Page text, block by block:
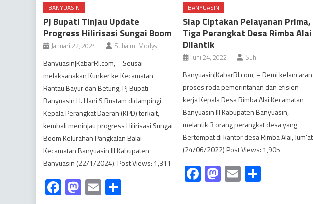
BANYUASIN
Pj Bupati Tinjau Update
Progress Hilirisasi Sungai Boom
Januari 22, 2024 Suhaimi Modys
Banyuasin|KabarRI.com, – Seusai
melaksanakan Kunker ke Kecamatan
Rantau Bayur dan Betung, Pj Bupati
Banyuasin H. Hani S Rustam didampingi
Kepala Perangkat Daerah (KPD) terkait,
kembali meninjau progress Hilirisasi Sungai
Boom Kelurahan Pangkalan Balai
Kecamatan Banyuasin III Kabupaten
Banyuasin (22/1/2024). Post Views: 1,311
Facebook
Mastodon
Email
BANYUASIN
Siap Ciptakan Pelayanan Prima,
Tiga Perangkat Desa Rimba Alai
Dilantik
Juni 24, 2022 Suh
Banyuasin|KabarRI.com, – Demi kelancaran
proses roda pemerintahan dan efisien
kerja Kepala Desa Rimba Alai Kecamatan
Banyuasin III Kabupaten Banyuasin,
melantik 3 orang perangkat desa yang
Bertempat di kantor desa Rimba Alai, Jum’at
(24/06/2022) Post Views: 1,905
Facebook
Mastodon
EmailShare